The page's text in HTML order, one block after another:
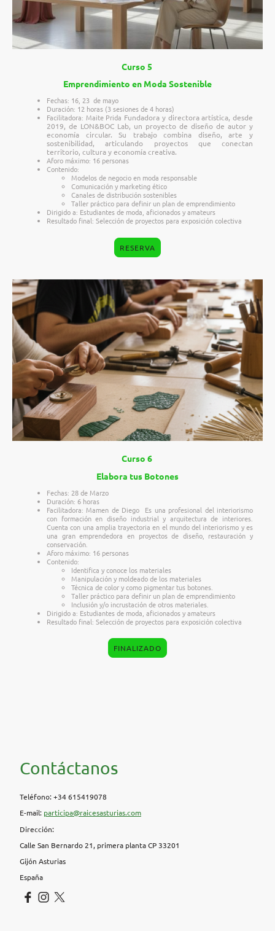
Curso 5
Emprendimiento en Moda Sostenible
Fechas: 16, 23 de mayo
Duración: 12 horas (3 sesiones de 4 horas)
Facilitadora: Maite Prida Fundadora y directora artística, desde
2019, de LON&BOC Lab, un proyecto de diseño de autor y
economía circular. Su trabajo combina diseño, arte y
sostenibilidad, articulando proyectos que conectan
territorio, cultura y economía creativa.
Aforo máximo: 16 personas
Contenido:
Modelos de negocio en moda responsable
Comunicación y marketing ético
Canales de distribución sostenibles
Taller práctico para definir un plan de emprendimiento
Dirigido a: Estudiantes de moda, aficionados y amateurs
Resultado final: Selección de proyectos para exposición colectiva
RESERVA
Curso 6
Elabora tus Botones
Fechas: 28 de Marzo
Duración: 6 horas
Facilitadora: Mamen de Diego
Es una profesional del interiorismo
con formación en diseño industrial y arquitectura de interiores.
Cuenta con una amplia trayectoria en el mundo del interiorismo y es
una gran emprendedora en proyectos de diseño, restauración y
conservación.
Aforo máximo: 16 personas
Contenido:
Identifica y conoce los materiales
Manipulación y moldeado de los materiales
Técnica de color y como pigmentar tus botones.
Taller práctico para definir un plan de emprendimiento
Inclusión y/o incrustación de otros materiales.
Dirigido a: Estudiantes de moda, aficionados y amateurs
Resultado final: Selección de proyectos para exposición colectiva
FINALIZADO
Contáctanos
Teléfono: +34 615419078
E-mail: participa@raicesasturias.com
Dirección:
Calle San Bernardo 21, primera planta CP 33201
Gijón Asturias
España